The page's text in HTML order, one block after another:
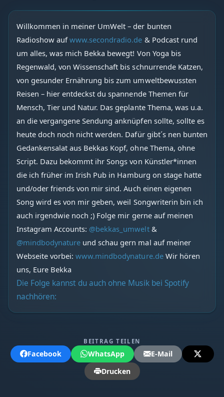
Willkommen in meiner UmWelt – der bunten
Radioshow aufwww.secondradio.de & Podcast rund
um alles, was mich Bekka bewegt! Von Yoga bis
Regenwald, von Wissenschaft bis schnurrende Katzen,
von gesunder Ernährung bis zum umweltbewussten
Reisen – hier entdeckst du spannende Themen für
Mensch, Tier und Natur. Das geplante Thema, was u.a.
an die vergangene Sendung anknüpfen sollte, sollte es
heute doch noch nicht werden. Dafür gibt´s nen bunten
Gedankensalat aus Bekkas Kopf, ohne Thema, ohne
Script. Dazu bekommt ihr Songs von Künstler*innen
die ich früher im Irish Pub in Hamburg on stage hatte
und/oder friends von mir sind. Auch einen eigenen
Song wird es von mir geben, weil Songwriterin bin ich
auch irgendwie noch ;) Folge mir gerne auf meinen
Instagram Accounts: @bekkas_umwelt&
@mindbodynature und schau gern mal auf meiner
Webseite vorbei:www.mindbodynature.de Wir hören
uns, Eure Bekka
Die Folge kannst du auch ohne Musik bei Spotify
nachhören:
BEITRAG TEILEN
Facebook WhatsApp
E-Mail
Drucken